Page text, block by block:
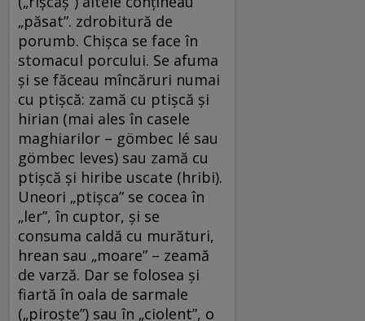
„păsat”. zdrobitură de
porumb. Chișca se face în
stomacul porcului. Se afuma
și se făceau mîncăruri numai
cu ptișcă: zamă cu ptișcă și
hirian (mai ales în casele
maghiarilor – gömbec lé sau
gömbec leves) sau zamă cu
ptișcă și hiribe uscate (hribi).
Uneori „ptișca” se cocea în
„ler”, în cuptor, și se
consuma caldă cu murături,
hrean sau „moare” – zeamă
de varză. Dar se folosea și
fiartă în oala de sarmale
(„piroște”) sau în „ciolent”, o